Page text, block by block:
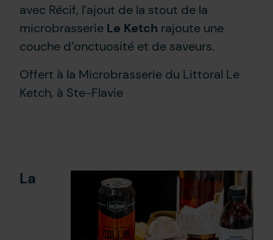
avec Récif, l’ajout de la stout de la
microbrasserie Le Ketch rajoute une
couche d’onctuosité et de saveurs.
Offert à la Microbrasserie du Littoral Le
Ketch, à Ste-Flavie
La